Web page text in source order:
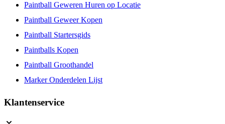
Paintball Geweren Huren op Locatie
Paintball Geweer Kopen
Paintball Startersgids
Paintballs Kopen
Paintball Groothandel
Marker Onderdelen Lijst
Klantenservice